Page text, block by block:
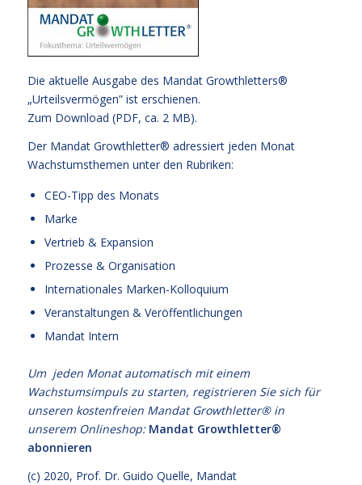
Die aktuelle Ausgabe des Mandat Growthletters®
„Urteilsvermögen” ist erschienen.
Zum Download (PDF, ca. 2 MB).
Der Mandat Growthletter® adressiert jeden Monat
Wachstumsthemen unter den Rubriken:
CEO-Tipp des Monats
Marke
Vertrieb & Expansion
Prozesse & Organisation
Internationales Marken-Kolloquium
Veranstaltungen & Veröffentlichungen
Mandat Intern
Um jeden Monat automatisch mit einem
Wachstumsimpuls zu starten, registrieren Sie sich für
unseren kostenfreien Mandat Growthletter® in
unserem Onlineshop: Mandat Growthletter®
abonnieren
(c) 2020, Prof. Dr. Guido Quelle, Mandat